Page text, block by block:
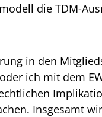
die TDM-
in den
ich mit dem
Insgesamt